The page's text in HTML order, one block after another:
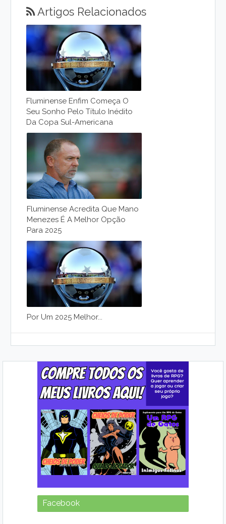
Artigos Relacionados
Fluminense Enfim Começa O
Seu Sonho Pelo Título Inédito
Da Copa Sul-Americana
Fluminense Acredita Que Mano
Menezes É A Melhor Opção
Para 2025
Por Um 2025 Melhor...
Facebook